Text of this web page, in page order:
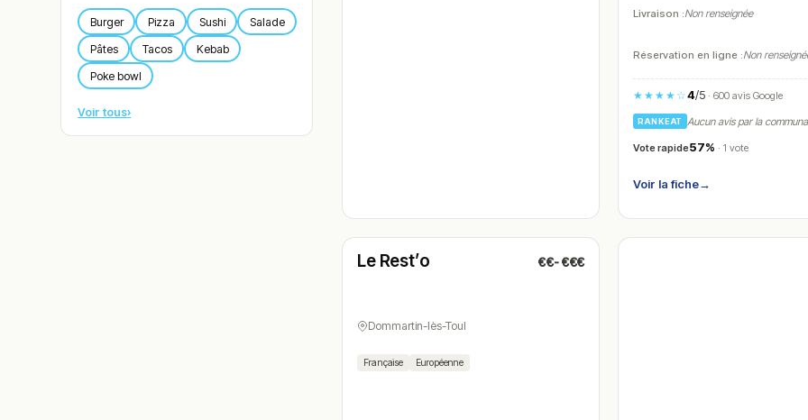
Burger Pizza Sushi
Salade
Pâtes
Tacos
Kebab
Poke bowl
Voir tous›
Livraison :Non renseignée
Réservation en ligne :Non
★★★★☆4/5· 600 avis Google
RANKEAT Aucun avis par la
Vote rapide57% · 1 vote
Voir la fiche→
N° 6
Fermé(09:30 – 18:00)
Le Rest’o €€-€€€
Dommartin-lès-Toul
Française Européenne